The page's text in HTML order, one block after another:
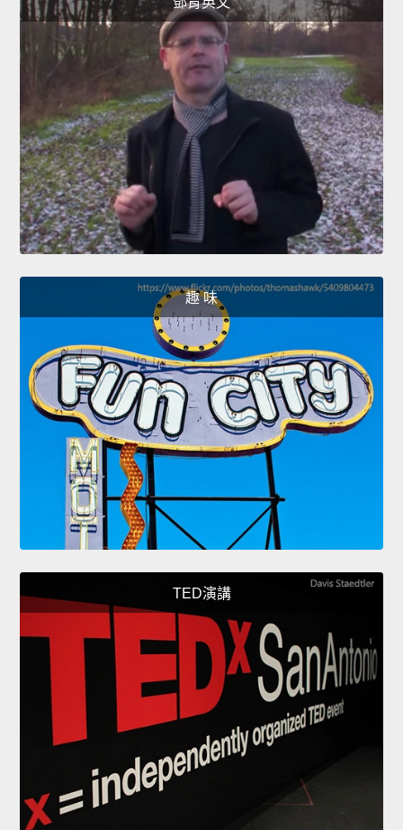
趣 味
TED演講